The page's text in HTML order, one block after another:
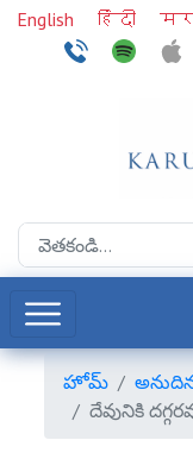
English हिंदी
హోమ్
దేవునికి